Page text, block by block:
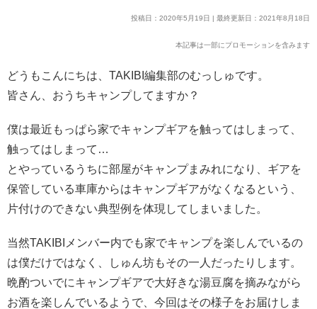
投稿日：2020年5月19日 | 最終更新日：2021年8月18日
本記事は一部にプロモーションを含みます
どうもこんにちは、TAKIBI編集部のむっしゅです。
皆さん、おうちキャンプしてますか？
僕は最近もっぱら家でキャンプギアを触ってはしまって、
触ってはしまって…
とやっているうちに部屋がキャンプまみれになり、ギアを
保管している車庫からはキャンプギアがなくなるという、
片付けのできない典型例を体現してしまいました。
当然TAKIBIメンバー内でも家でキャンプを楽しんでいるの
は僕だけではなく、しゅん坊もその一人だったりします。
晩酌ついでにキャンプギアで大好きな湯豆腐を摘みながら
お酒を楽しんでいるようで、今回はその様子をお届けしま